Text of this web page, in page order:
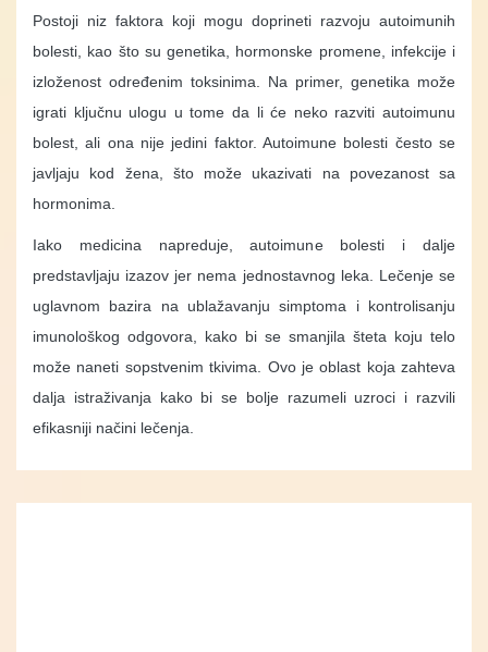
Postoji niz faktora koji mogu doprineti razvoju autoimunih
bolesti, kao što su genetika, hormonske promene, infekcije i
izloženost određenim toksinima. Na primer, genetika može
igrati ključnu ulogu u tome da li će neko razviti autoimunu
bolest, ali ona nije jedini faktor. Autoimune bolesti često se
javljaju kod žena, što može ukazivati na povezanost sa
hormonima.
Iako medicina napreduje, autoimune bolesti i dalje
predstavljaju izazov jer nema jednostavnog leka. Lečenje se
uglavnom bazira na ublažavanju simptoma i kontrolisanju
imunološkog odgovora, kako bi se smanjila šteta koju telo
može naneti sopstvenim tkivima. Ovo je oblast koja zahteva
dalja istraživanja kako bi se bolje razumeli uzroci i razvili
efikasniji načini lečenja.